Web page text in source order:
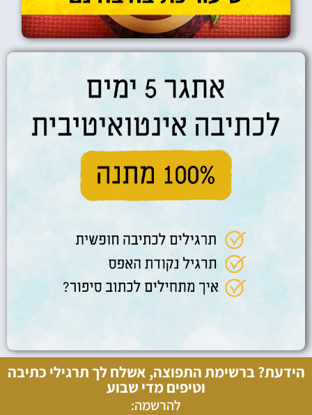
הידעת? ברשימת התפוצה, אשלח לך תרגילי כתיבה
וטיפים מדי שבוע
להרשמה: